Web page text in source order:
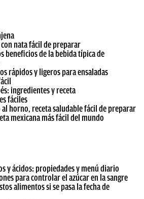
nata fácil de preparar
beneficios de la bebida típica de
rápidos y ligeros para ensaladas
ingredientes y receta
fáciles
al horno, receta saludable fácil de preparar
mexicana más fácil del mundo
y ácidos: propiedades y menú diario
para controlar el azúcar en la sangre
alimentos si se pasa la fecha de